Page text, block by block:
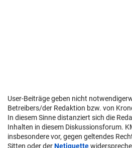
User-Beiträge geben nicht
Betreibers/der Redaktion bzw. von
In diesem Sinne distanziert sich die
Inhalten in diesem Diskussionsforum.
insbesondere vor, gegen geltendes
Sitten oder derNetiquette